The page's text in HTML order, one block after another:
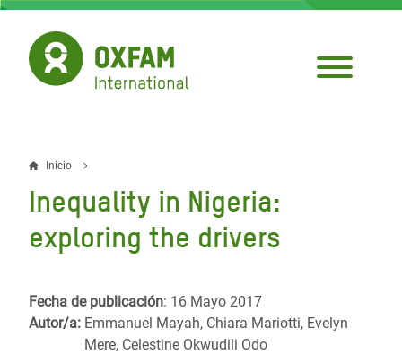
Pasar
contenido
principal
Sobrescribir
enlaces
de
a
Inicio
Inequality in Nigeria:
exploring the drivers
Fecha de publicación: 16 Mayo 2017
Autor/a: Emmanuel Mayah, Chiara Mariotti, Evelyn
Mere, Celestine Okwudili Odo